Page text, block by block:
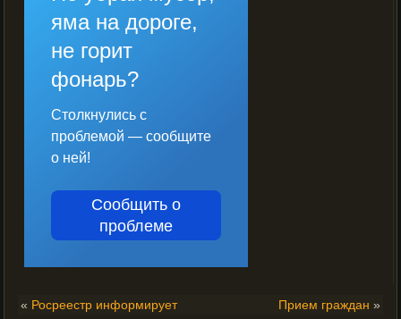
яма на дороге,
не горит
фонарь?
Столкнулись с
проблемой — сообщите
о ней!
Сообщить о
проблеме
« Росреестр информирует Прием граждан »